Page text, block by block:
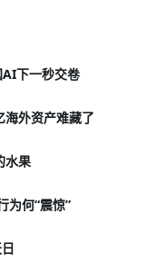
下一秒交卷
海外资产难藏了
水果
为何“震惊”